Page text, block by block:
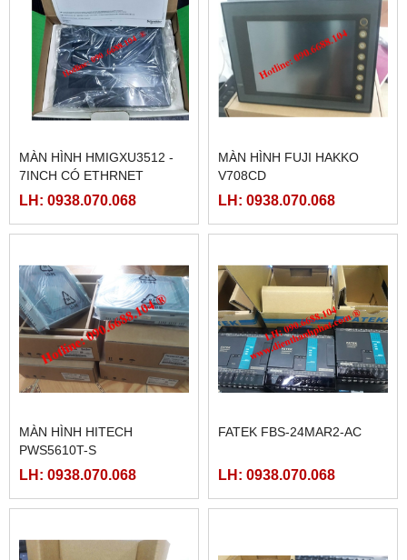
MÀN HÌNH HMIGXU3512 -
7INCH CÓ ETHRNET
LH: 0938.070.068
MÀN HÌNH FUJI HAKKO
V708CD
LH: 0938.070.068
MÀN HÌNH HITECH
PWS5610T-S
LH: 0938.070.068
FATEK FBS-24MAR2-AC
LH: 0938.070.068